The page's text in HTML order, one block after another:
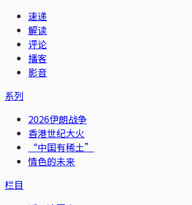
速递
解读
评论
播客
影音
系列
2026伊朗战争
香港世纪大火
“中国有稀土”
情色的未来
栏目